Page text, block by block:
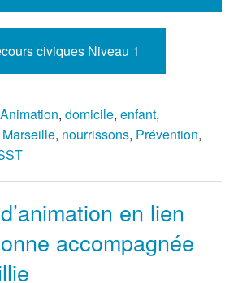
civiques Niveau 1
Animation, domicile, enfant,
Marseille, nourrissons, Prévention,
en lien
accompagnée